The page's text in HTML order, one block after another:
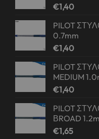
€1,40
PILOT
0.7mm
€1,40
PILOT
MEDIUM
€1,40
PILOT
ΒROAD
€1,65